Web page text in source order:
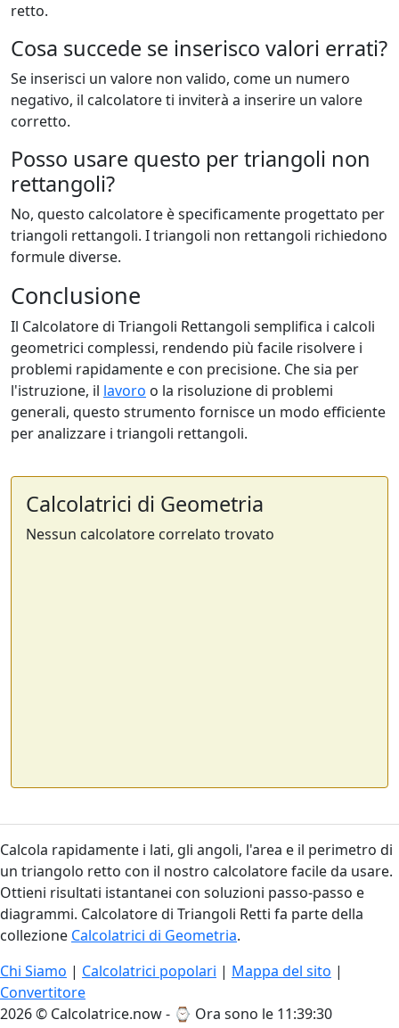
retto.
Cosa succede se inserisco valori errati?
Se inserisci un valore non valido, come un numero
negativo, il calcolatore ti inviterà a inserire un valore
corretto.
Posso usare questo per triangoli non
rettangoli?
No, questo calcolatore è specificamente progettato per
triangoli rettangoli. I triangoli non rettangoli richiedono
formule diverse.
Conclusione
Il Calcolatore di Triangoli Rettangoli semplifica i calcoli
geometrici complessi, rendendo più facile risolvere i
problemi rapidamente e con precisione. Che sia per
l'istruzione, il lavoro o la risoluzione di problemi
generali, questo strumento fornisce un modo efficiente
per analizzare i triangoli rettangoli.
Calcolatrici di Geometria
Nessun calcolatore correlato trovato
Calcola rapidamente i lati, gli angoli, l'area e il perimetro di
un triangolo retto con il nostro calcolatore facile da usare.
Ottieni risultati istantanei con soluzioni passo-passo e
diagrammi. Calcolatore di Triangoli Retti fa parte della
collezione Calcolatrici di Geometria.
Chi Siamo | Calcolatrici popolari | Mappa del sito |
Convertitore
2026 © Calcolatrice.now - ⌚ Ora sono le 11:39:30